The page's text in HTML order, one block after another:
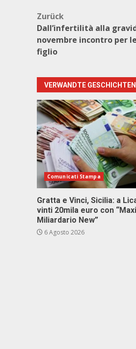
Zurück
Dall’infertilità alla
novembre incontro per
figlio
VERWANDTE GESCHICHTEN
Comunicati Stampa
Gratta e Vinci, Sicilia: a
vinti 20mila euro con “Maxi
Miliardario New”
6 Agosto 2026